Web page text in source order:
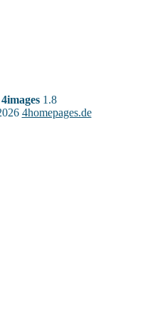
4images 1.8
4homepages.de